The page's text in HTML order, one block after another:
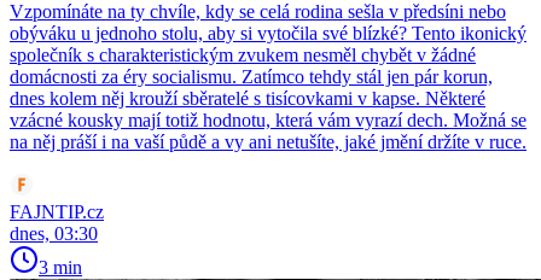
Vzpomínáte na ty chvíle, kdy se celá rodina sešla v předsíni nebo
obýváku u jednoho stolu, aby si vytočila své blízké? Tento ikonický
společník s charakteristickým zvukem nesměl chybět v žádné
domácnosti za éry socialismu. Zatímco tehdy stál jen pár korun,
dnes kolem něj krouží sběratelé s tisícovkami v kapse. Některé
vzácné kousky mají totiž hodnotu, která vám vyrazí dech. Možná se
na něj práší i na vaší půdě a vy ani netušíte, jaké jmění držíte v ruce.
FAJNTIP.cz
dnes, 03:30
3 min